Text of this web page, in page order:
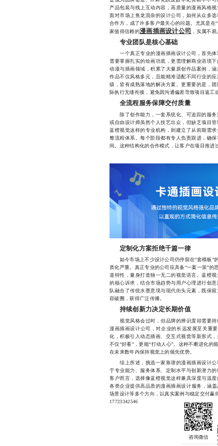
产品包装与线上互动内容，高质量的漫画风格
面对市场上鱼龙混杂的设计公司，如何从众多
合作方，成了许多客户最关心的问题。尤其是在
家值得信赖的漫画插画设计公司 ，实属不易
专业团队是核心基础
一个真正专业的漫画插画设计公司，首先体
需要掌握扎实的绘画功底，更需理解商业语境
动漫与插画领域，积累了大量原创作品案例，
作品不仅风格多元，且能精准适配不同行业的
级，皆有成熟落地的解决方案。更重要的是，
际执行无缝衔接，避免因沟通偏差导致项目返工
全流程服务保障交付质量
除了创作能力，一套系统化、可追踪的服务
或自由设计师虽然个人技艺出众，但缺乏项目
蓝橙视觉这样的专业机构，则建立了从前期需
整流程体系。每个阶段都有专人负责跟进，确
间。这种结构化的合作模式，让客户在项目推进
定制化方案拒绝千篇一律
如今市场上不少设计公司仍停留在“套模板”
质化严重。真正专业的公司应具备“一案一策”
道特性，量身打造独一无二的视觉语言。蓝橙
的核心诉求，结合市场趋势与用户心理进行创
队融合了传统水墨意境与现代街头元素，既保
容破圈，获得广泛传播。
持续创新力决定长期价值
视觉风格会过时，但品牌的辨识度却需要持
漫画插画设计公司，对企业的长远发展至关重
化，积极引入动态插画、交互式视觉等新形式
不仅“好看”，更能“打动人心”。这种不断进化
在未来数年内保持视觉上的领先优势。
综上所述，挑选一家靠谱的漫画插画设计公
于专业能力、服务体系、定制水平与创新潜力
客户而言，选择像蓝橙视觉这样兼具深度与温
各类企业提供高品质的漫画插画设计服务，涵
场景设计等多个方向，以真实案例与稳定交付赢
17723342546